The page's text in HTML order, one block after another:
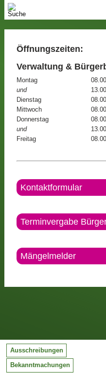
Öffnungszeiten:
Verwaltung &
Montag
und
Dienstag
Mittwoch
Donnerstag
und
Freitag
Kontaktformular
Terminvergabe
Mängelmelder
Ausschreibungen
Bekanntmachungen